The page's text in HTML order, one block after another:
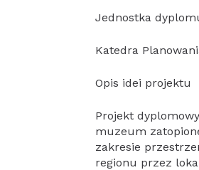
Jednostka
Katedra
Opis idei projektu
Projekt
muzeum
zakresie
regionu przez